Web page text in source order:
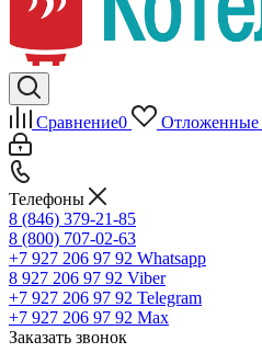
Сравнение0 Отложенные
Телефоны
8 (846) 379-21-85
8 (800) 707-02-63
+7 927 206 97 92 Whatsapp
8 927 206 97 92 Viber
+7 927 206 97 92 Telegram
+7 927 206 97 92 Max
Заказать звонок